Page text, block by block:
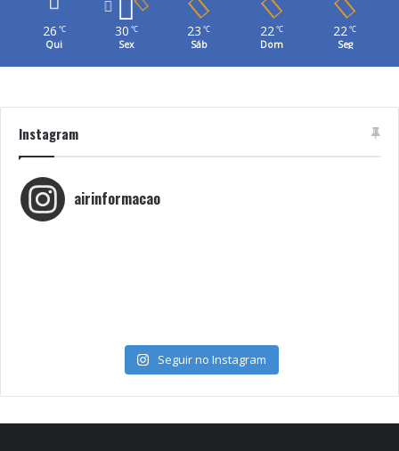
26 ℃
Qui
30 ℃
Sex
23 ℃
Sáb
22℃
Dom
22℃
Seg
Instagram
airinformacao
Seguir no Instagram